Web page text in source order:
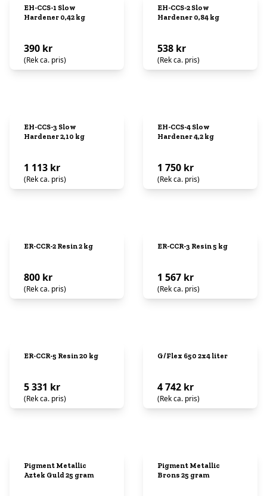
EH-CCS-1 Slow
Hardener 0,42 kg
390 kr
(Rek ca. pris)
EH-CCS-2 Slow
Hardener 0,84 kg
538 kr
(Rek ca. pris)
EH-CCS-3 Slow
Hardener 2,10 kg
1 113 kr
(Rek ca. pris)
EH-CCS-4 Slow
Hardener 4,2 kg
1 750 kr
(Rek ca. pris)
ER-CCR-2 Resin 2 kg
800 kr
(Rek ca. pris)
ER-CCR-3 Resin 5 kg
1 567 kr
(Rek ca. pris)
ER-CCR-5 Resin 20 kg
5 331 kr
(Rek ca. pris)
G/Flex 650 2x4 liter
4 742 kr
(Rek ca. pris)
Pigment Metallic
Aztek Guld 25 gram
Pigment Metallic
Brons 25 gram